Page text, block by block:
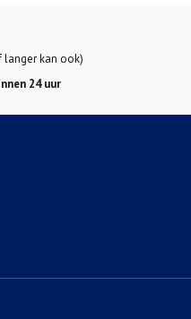
langer kan ook)
24 uur